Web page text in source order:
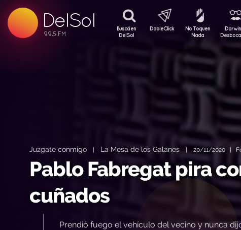
DelSol
99.5 FM
99.5 FM
99.5 FM
Buscá en
DelSol
DobleClick
No Toquen
Nada
Darwin
Juzgate conmigo| La Mesa de los Galanes | 20/11/2020 |
Pablo Fabregat pira
cuñados
Prendió fuego el vehículo del vecino y nunca